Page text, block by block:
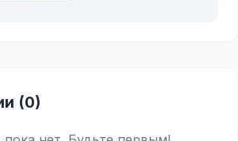
(0)